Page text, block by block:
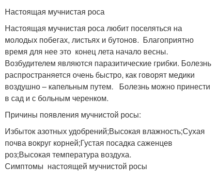
Настоящая мучнистая роса
Настоящая мучнистая роса любит поселяться на
молодых побегах, листьях и бутонов. Благоприятно
время для нее это конец лета начало весны.
Возбудителем являются паразитические грибки. Болезнь
распространяется очень быстро, как говорят медики
воздушно – капельным путем. Болезнь можно принести
в сад и с больным черенком.
Причины появления мучнистой росы:
Избыток азотных удобрений;Высокая влажность;Сухая
почва вокруг корней;Густая посадка саженцев
роз;Высокая температура воздуха.
Симптомы настоящей мучнистой росы